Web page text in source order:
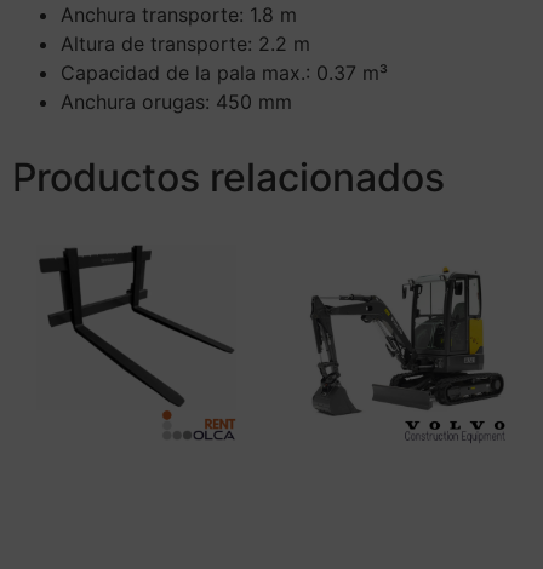
Anchura transporte: 1.8 m
Altura de transporte: 2.2 m
Capacidad de la pala max.: 0.37 m³
Anchura orugas: 450 mm
Productos relacionados